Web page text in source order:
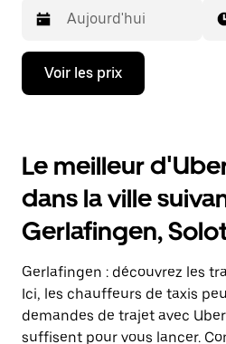
Appuyez
la
bas
pour
ouvrir
le
calendrier
et
une
date.
Appuyez
sur
la
Voir les prix
Le meilleur
dans la ville
Gerlafingen,
Gerlafingen : découvrez les
Ici, les chauffeurs de taxis
demandes de trajet avec
suffisent pour vous lancer.